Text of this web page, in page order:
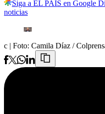
Siga a EL PAÍS en Google
noticias
c | Foto: Camila Díaz /